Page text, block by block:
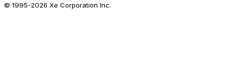
© 1995-2026 Xe Corporation Inc.